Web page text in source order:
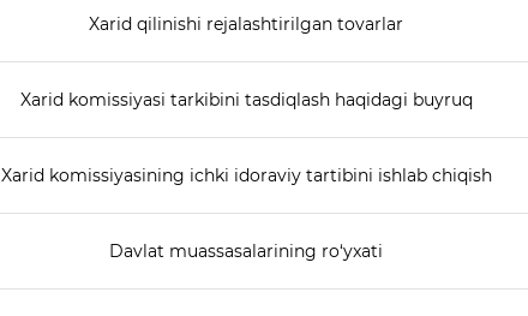
Xarid qilinishi rejalashtirilgan tovarlar
Xarid komissiyasi tarkibini tasdiqlash haqidagi buyruq
Xarid komissiyasining ichki idoraviy tartibini ishlab chiqish
Davlat muassasalarining ro‘yxati